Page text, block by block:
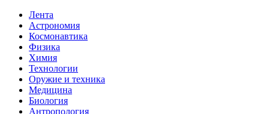
Лента
Астрономия
Космонавтика
Физика
Химия
Технологии
Оружие и техника
Медицина
Биология
Антропология